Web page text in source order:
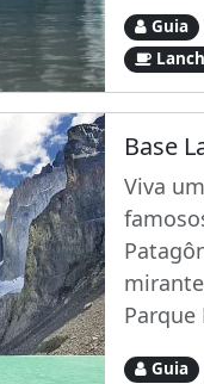
Guia
Base
Viva
Parque
Guia